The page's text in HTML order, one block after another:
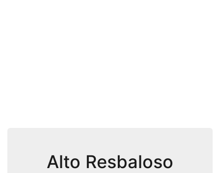
Alto Resbaloso